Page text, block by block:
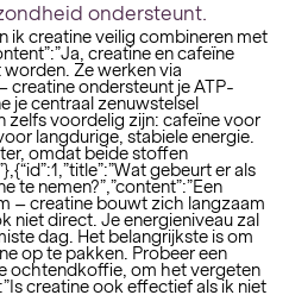
ondersteunt.
ik creatine veilig combineren met
creatine en cafeïne
Ze werken via
creatine ondersteunt je ATP-
je centraal zenuwstelsel
zelfs voordelig zijn: cafeïne voor
langdurige, stabiele energie.
omdat beide stoffen
gebeurt er als
te nemen?”,”content”:”Een
– creatine bouwt zich langzaam
niet direct. Je energieniveau zal
dag. Het belangrijkste is om
op te pakken. Probeer een
ochtendkoffie, om het vergeten
creatine ook effectief als ik niet